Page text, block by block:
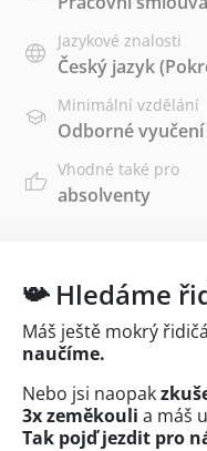
Jazykové znalosti
Český jazyk
Minimální vzdělání
Odborné
Vhodné také pro
absolventy
📯 Hledáme
Máš ještě mokrý
naučíme.
Nebo jsi naopak
3x zeměkouli a máš
Tak pojď jezdit pro